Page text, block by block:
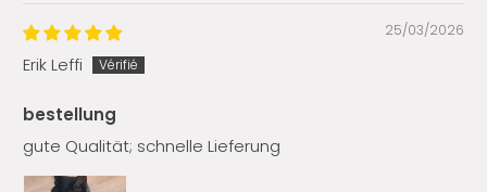
25/03/2026
Erik Leffi
bestellung
gute Qualität; schnelle Lieferung